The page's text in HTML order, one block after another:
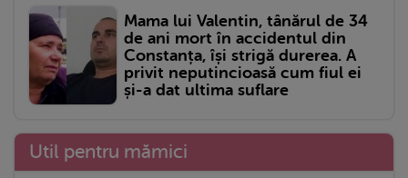
Mama lui Valentin, tânărul de 34
de ani mort în accidentul din
Constanța, își strigă durerea. A
privit neputincioasă cum fiul ei
și-a dat ultima suflare
Util pentru mămici